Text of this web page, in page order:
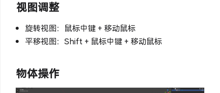
视图调整
旋转视图：鼠标中键 + 移动鼠标
平移视图：Shift + 鼠标中键 + 移动鼠标
物体操作